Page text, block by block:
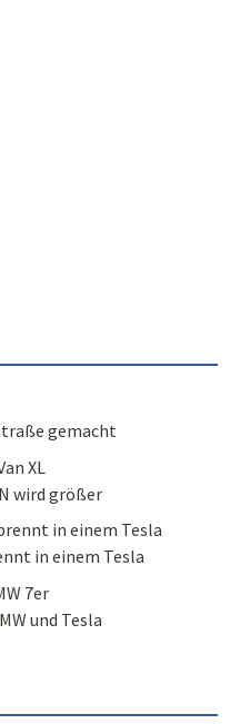
gemacht
wird größer
in einem Tesla
und Tesla